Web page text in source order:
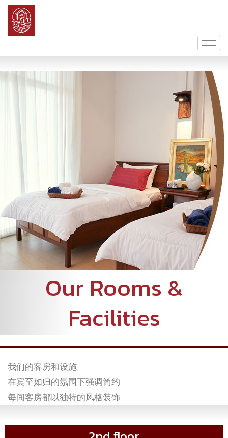
Our Rooms &
Facilities
我们的客房和设施
在宾至如归的氛围下强调简约
每间客房都以独特的风格装饰